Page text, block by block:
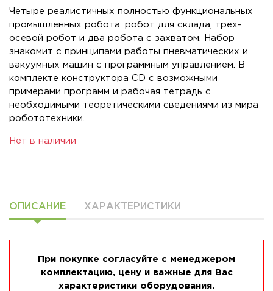
Четыре реалистичных полностью функциональных
промышленных робота: робот для склада, трех-
осевой робот и два робота с захватом. Набор
знакомит с принципами работы пневматических и
вакуумных машин с программным управлением. В
комплекте конструктора CD с возможными
примерами программ и рабочая тетрадь с
необходимыми теоретическими сведениями из мира
робототехники.
Нет в наличии
ОПИСАНИЕ ХАРАКТЕРИСТИКИ
При покупке согласуйте с менеджером
комплектацию, цену и важные для Вас
характеристики оборудования.